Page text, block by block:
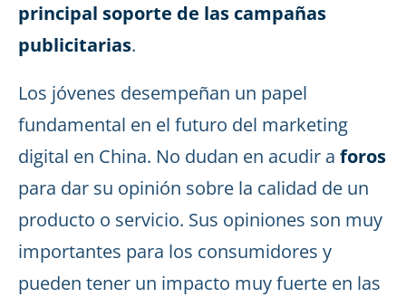
principal soporte de las campañas
publicitarias.
Los jóvenes desempeñan un papel
fundamental en el futuro del marketing
digital en China. No dudan en acudir a foros
para dar su opinión sobre la calidad de un
producto o servicio. Sus opiniones son muy
importantes para los consumidores y
pueden tener un impacto muy fuerte en las